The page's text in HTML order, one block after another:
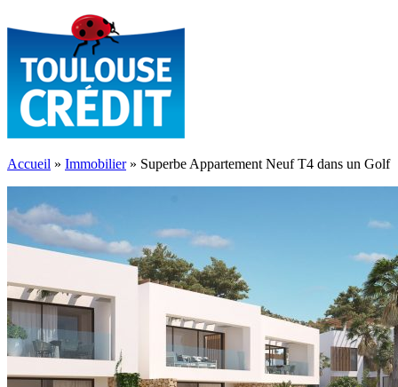
Accueil » Immobilier» Superbe Appartement Neuf T4 dans un Golf